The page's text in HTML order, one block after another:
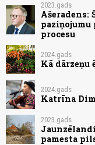
2023.gads
Ašeradens:
paziņojumu
procesu
2024.gads
Kā dārzeņu
2024.gads
Katrīna
2023.gads
pamesta